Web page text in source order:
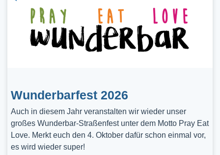
Wunderbarfest 2026
Auch in diesem Jahr veranstalten wir wieder unser
großes Wunderbar-Straßenfest unter dem Motto Pray Eat
Love. Merkt euch den 4. Oktober dafür schon einmal vor,
es wird wieder super!